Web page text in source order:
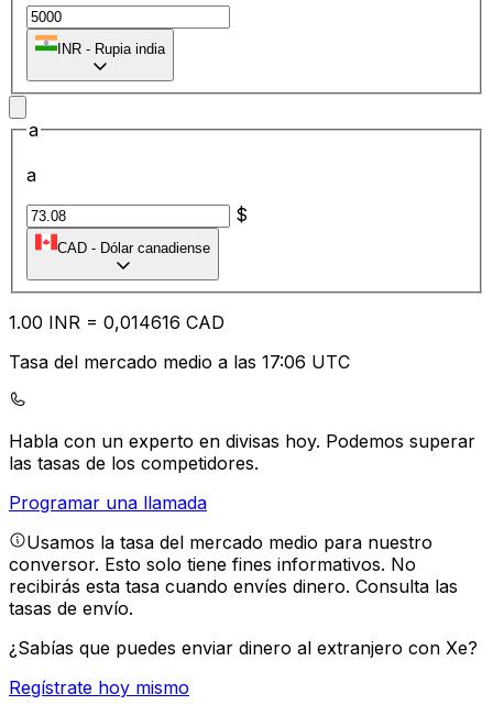
INR - Rupia india
a
a
$
CAD - Dólar canadiense
1.00 INR = 0,014616 CAD
Tasa del mercado medio a las 17:06 UTC
Habla con un experto en divisas hoy. Podemos superar
las tasas de los competidores.
Programar una llamada
Usamos la tasa del mercado medio para nuestro
conversor. Esto solo tiene fines informativos. No
recibirás esta tasa cuando envíes dinero. Consulta las
tasas de envío.
¿Sabías que puedes enviar dinero al extranjero con Xe?
Regístrate hoy mismo